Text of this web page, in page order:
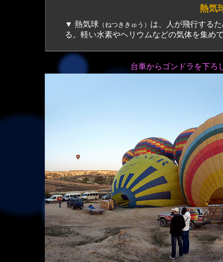
熱
▼ 熱気球（ねつききゅう） は、人が飛行する
る。軽い水素やヘリウムなどの気体を集め
台車からゴンドラを下ろ